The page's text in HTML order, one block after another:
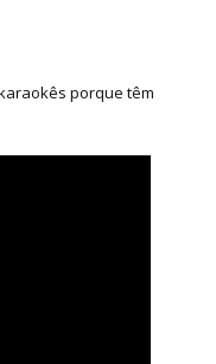
porque têm